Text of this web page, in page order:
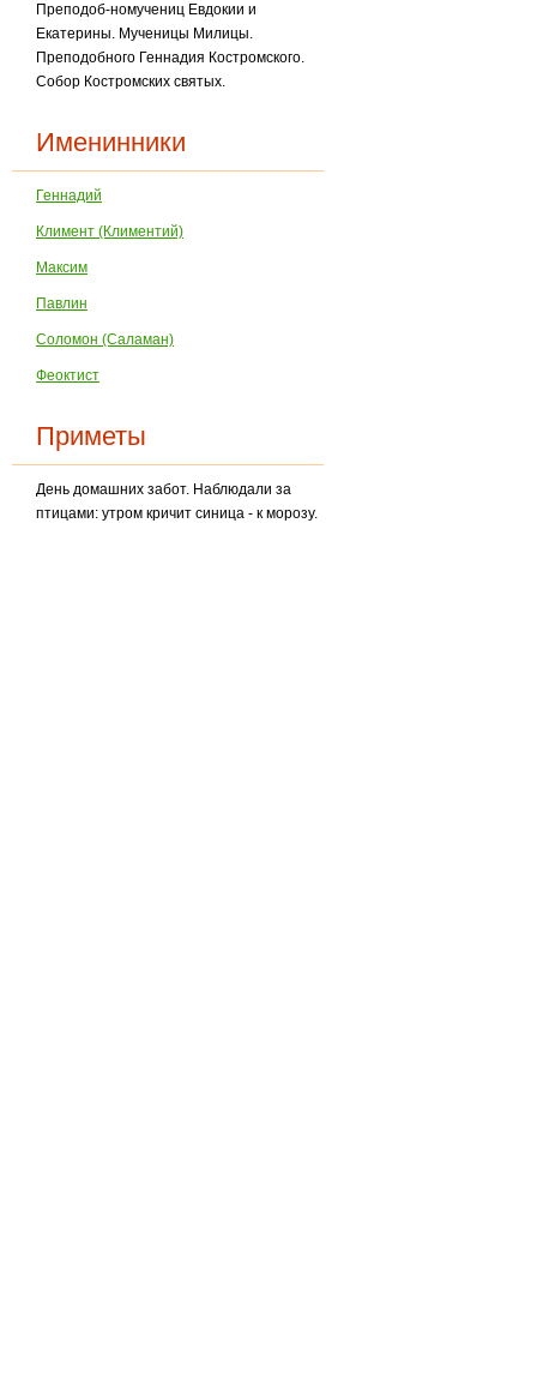
Преподоб-номучениц Евдокии и
Екатерины. Мученицы Милицы.
Преподобного Геннадия Костром­ского.
Собор Костромских святых.
Именинники
Геннадий
Климент (Климентий)
Максим
Павлин
Соломон (Саламан)
Феоктист
Приметы
День домашних забот. Наблюдали за
птицами: утром кричит синица - к морозу.